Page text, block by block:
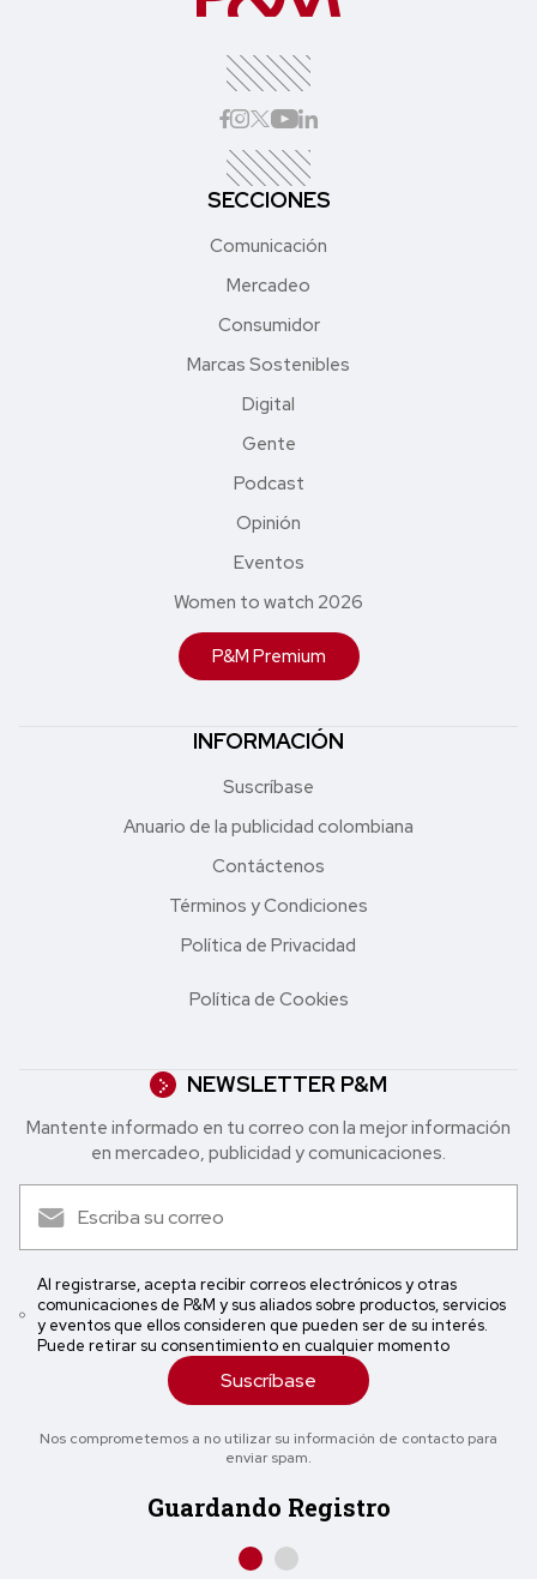
SECCIONES
Comunicación
Mercadeo
Consumidor
Marcas Sostenibles
Digital
Gente
Podcast
Opinión
Eventos
Women to watch 2026
P&M Premium
INFORMACIÓN
Suscríbase
Anuario de la publicidad colombiana
Contáctenos
Términos y Condiciones
Política de Privacidad
Política de Cookies
NEWSLETTER P&M
Mantente informado en tu correo con la mejor in formación
en mercadeo, publicidad y comunicaciones.
Al registrarse, acepta recibir correos electrónicos y otras
comunicaciones de P&M y sus aliados sobre productos, servicios
y eventos que ellos consideren que pueden ser de su interés.
Puede retirar su consentimiento en cualquier momento
Suscríbase
Nos comprometemos a no utilizar su información de contacto para
enviar spam.
Guardando Registro